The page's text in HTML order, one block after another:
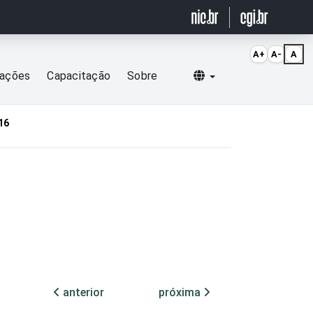
Capacitação Sobre Selecionar idioma
anterior
próxima
A+ A- A